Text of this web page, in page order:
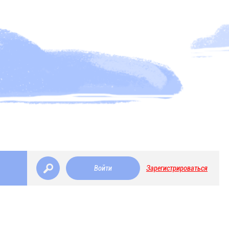
Войти Зарегистрироваться